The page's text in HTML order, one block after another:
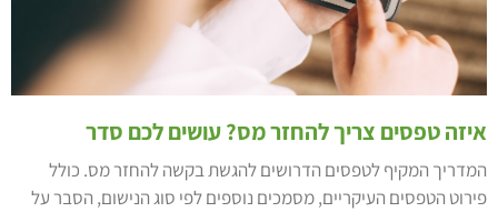
טפסים צריך להחזר מס? עושים לכם סדר
המקיף לטפסים הדרושים להגשת בקשה להחזר מס. כולל
הטפסים העיקריים, מסמכים נוספים לפי סוג הנישום, הסבר על